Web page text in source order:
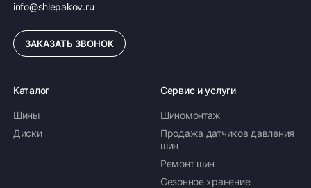
info@shlepakov.ru
ЗАКАЗАТЬ ЗВОНОК
Каталог
Шины
Диски
Сервис и услуги
Шиномонтаж
Продажа датчиков давления
шин
Ремонт шин
Сезонное хранение